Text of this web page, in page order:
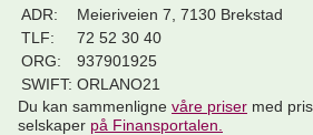
ADR:
Meieriveien 7, 7130 Brekstad
TLF:
72 52 30 40
ORG:
937901925
SWIFT: ORLANO21
Du kan sammenligne våre priser med
selskaper på Finansportalen